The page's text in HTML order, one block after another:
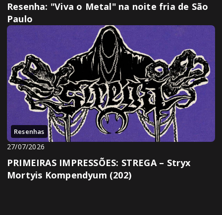
Resenha: "Viva o Metal" na noite fria de São
Paulo
Resenhas
27/07/2026
PRIMEIRAS IMPRESSÕES: STREGA – Stryx
Mortyis Kompendyum (202)